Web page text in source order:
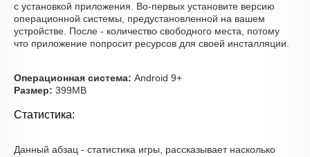
с установкой приложения. Во-первых установите версию
операционной системы, предустановленной на вашем
устройстве. После - количество свободного места, потому
что приложение попросит ресурсов для своей инсталляции.
Операционная система: Android 9+
Размер: 399MB
Статистика:
Данный абзац - статистика игры, рассказывает насколько